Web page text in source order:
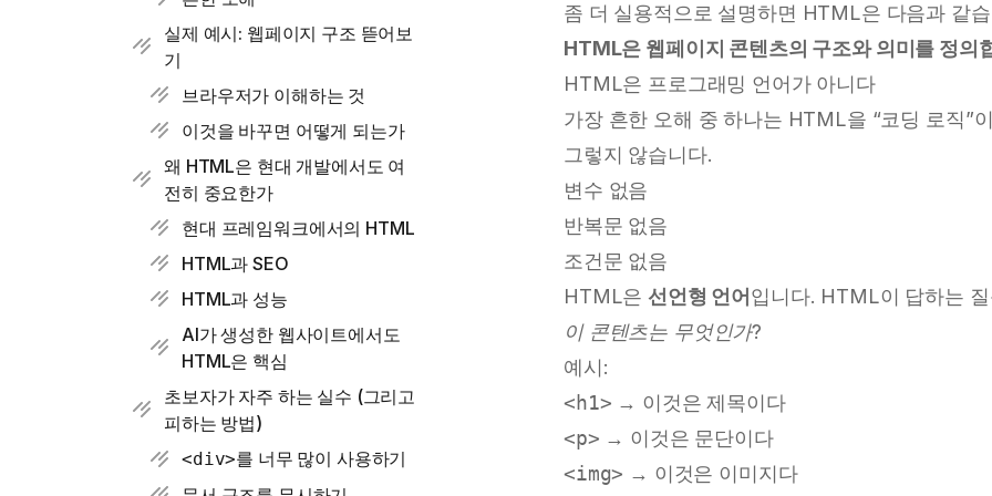
실제 예시: 웹페이지 구조 뜯어보
기
브라우저가 이해하는 것
이것을 바꾸면 어떻게 되는가
왜 HTML은 현대 개발에서도 여
전히 중요한가
현대 프레임워크에서의 HTML
HTML과 SEO
HTML과 성능
AI가 생성한 웹사이트에서도
HTML은 핵심
초보자가 자주 하는 실수 (그리고
피하는 방법)
<div>를 너무 많이 사용하기
좀 더 실용적으로 설명하면 HTML은 다음과 같
HTML은 웹페이지 콘텐츠의 구조와 의미를 정의
HTML은 프로그래밍 언어가 아니다
가장 흔한 오해 중 하나는 HTML을 “코딩 로직”
그렇지 않습니다.
변수 없음
반복문 없음
조건문 없음
HTML은선언형 언어입니다. HTML이 답하는
이 콘텐츠는 무엇인가?
예시:
<h1> → 이것은 제목이다
<p> → 이것은 문단이다
<img> → 이것은 이미지다